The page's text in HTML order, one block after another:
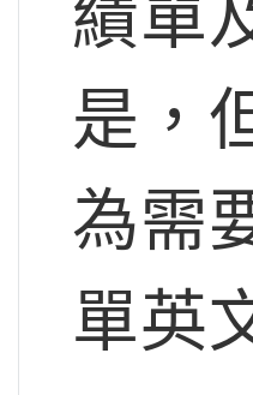
績單
是，
為需
單英